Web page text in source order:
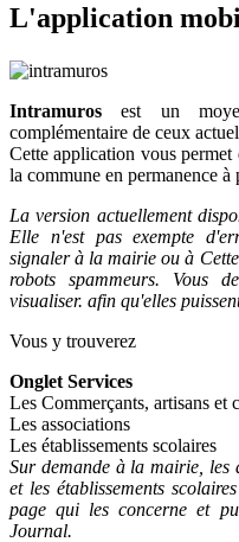
L'application
Intramuros est un
complémentaire de ceux
Cette application vous
la commune en permanence à
La version actuellement
Elle n'est pas exempte
signaler à la mairie ou à
robots spammeurs. Vous
visualiser. afin qu'elles
Vous y trouverez
Onglet Services
Les Commerçants, artisans et
Les associations
Les établissements scolaires
Sur demande à la mairie, les
et les établissements
page qui les concerne et
Journal.